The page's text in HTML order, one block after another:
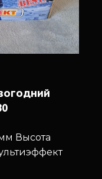
Высота